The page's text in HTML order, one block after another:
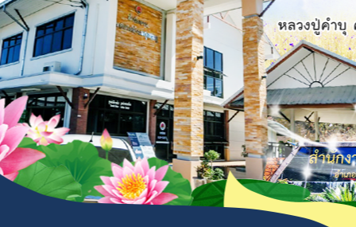
บุคลากร
แผน
ยุทธศาสตร์
ข่าวสาร
กิจการ